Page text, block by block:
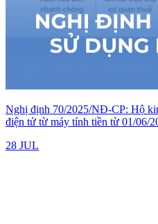
Nghị định 70/2025/NĐ-CP: Hộ
điện tử từ máy tính tiền từ 01/06/
28 JUL